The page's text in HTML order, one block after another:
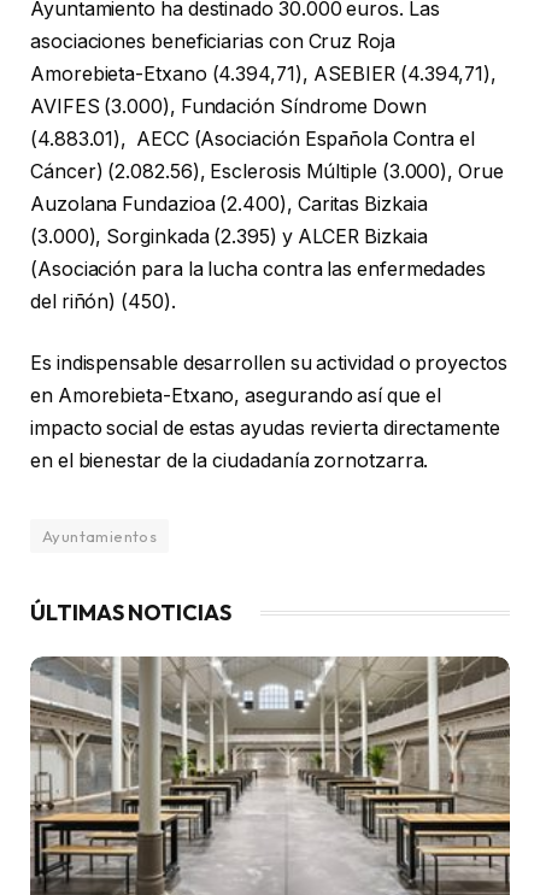
Ayuntamiento ha destinado 30.000 euros. Las
asociaciones beneficiarias con Cruz Roja
Amorebieta-Etxano (4.394,71), ASEBIER (4.394,71),
AVIFES (3.000), Fundación Síndrome Down
(4.883.01), AECC (Asociación Española Contra el
Cáncer) (2.082.56), Esclerosis Múltiple (3.000), Orue
Auzolana Fundazioa (2.400), Caritas Bizkaia
(3.000), Sorginkada (2.395) y ALCER Bizkaia
(Asociación para la lucha contra las enfermedades
del riñón) (450).
Es indispensable desarrollen su actividad o proyectos
en Amorebieta-Etxano, asegurando así que el
impacto social de estas ayudas revierta directamente
en el bienestar de la ciudadanía zornotzarra.
Ayuntamientos
ÚLTIMAS NOTICIAS